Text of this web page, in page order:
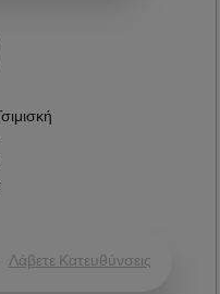
Λάβετε Κατευθύνσεις